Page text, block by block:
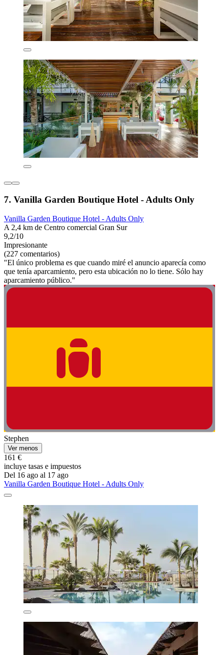
7. Vanilla Garden Boutique Hotel - Adults Only
Vanilla Garden Boutique Hotel - Adults Only
A 2,4 km de Centro comercial Gran Sur
9,2/10
Impresionante
(227 comentarios)
"El único problema es que cuando miré el anuncio aparecía como
que tenía aparcamiento, pero esta ubicación no lo tiene. Sólo hay
aparcamiento público."
Stephen
Ver menos
161 €
incluye tasas e impuestos
Del 16 ago al 17 ago
Vanilla Garden Boutique Hotel - Adults Only